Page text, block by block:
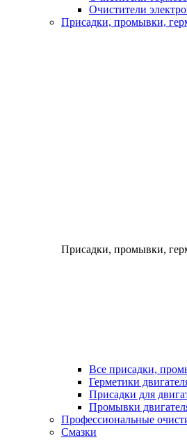
Очистители
Присадки, промывки,
Присадки, промывки,
Все присадки,
Герметики
Присадки для
Промывки
Профессиональные
Смазки